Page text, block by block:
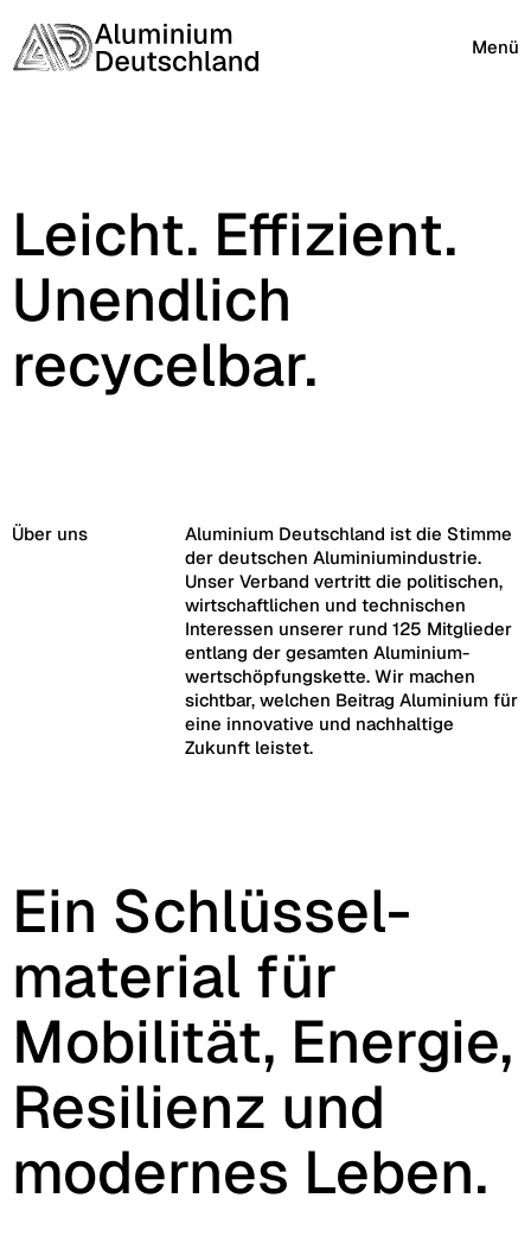
Menü
Leicht. Effizient.
Unendlich
recycelbar.
Über uns
Aluminium Deutschland ist die Stimme
der deutschen Aluminiumindustrie.
Unser Verband vertritt die politischen,
wirtschaftlichen und technischen
Interessen unserer rund 125 Mitglieder
entlang der gesamten Aluminium­
wertschöpfungs­kette. Wir machen
sichtbar, welchen Beitrag Aluminium für
eine innovative und nachhaltige
Zukunft leistet.
Ein Schlüssel­
material für
Mobilität, Energie,
Resilienz und
modernes Leben.